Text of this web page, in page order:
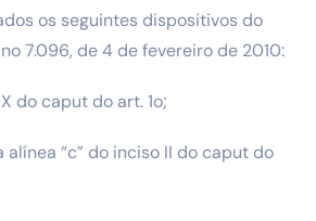
os seguintes dispositivos do
7.096, de 4 de fevereiro de 2010:
do caput do art. 1o;
alínea “c” do inciso II do caput do